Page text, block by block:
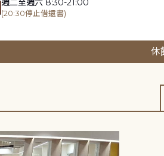
週二至週六 8:30-21:00
(20:30停止借還書)
休